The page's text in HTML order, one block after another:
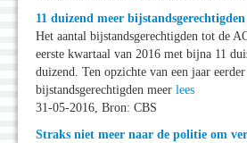
11 duizend meer
Het aantal bijstandsgerechtigden tot de
eerste kwartaal van 2016 met bijna 11
duizend. Ten opzichte van een jaar
bijstandsgerechtigden meer lees
31-05-2016, Bron: CBS
Straks niet meer naar de politie om